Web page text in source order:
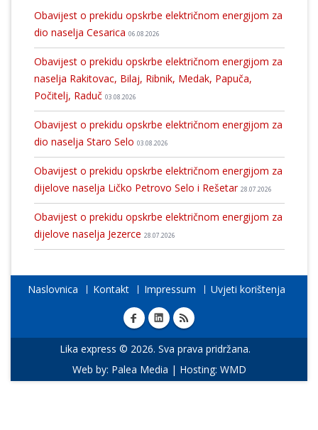
Obavijest o prekidu opskrbe električnom energijom za
dio naselja Cesarica 06.08.2026
Obavijest o prekidu opskrbe električnom energijom za
naselja Rakitovac, Bilaj, Ribnik, Medak, Papuča,
Počitelj, Raduč 03.08.2026
Obavijest o prekidu opskrbe električnom energijom za
dio naselja Staro Selo 03.08.2026
Obavijest o prekidu opskrbe električnom energijom za
dijelove naselja Ličko Petrovo Selo i Rešetar 28.07.2026
Obavijest o prekidu opskrbe električnom energijom za
dijelove naselja Jezerce 28.07.2026
Naslovnica Kontakt Impressum Uvjeti korištenja
Lika express © 2026. Sva prava pridržana.
Web by: Palea Media | Hosting: WMD